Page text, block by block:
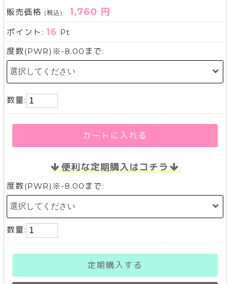
販売価格 (税込): 1,760 円
ポイント:16 Pt
度数(PWR)※-8.00まで:
数量:
カートに入れる
便利な定期購入はコチラ
度数(PWR)※-8.00まで:
数量:
定期購入する